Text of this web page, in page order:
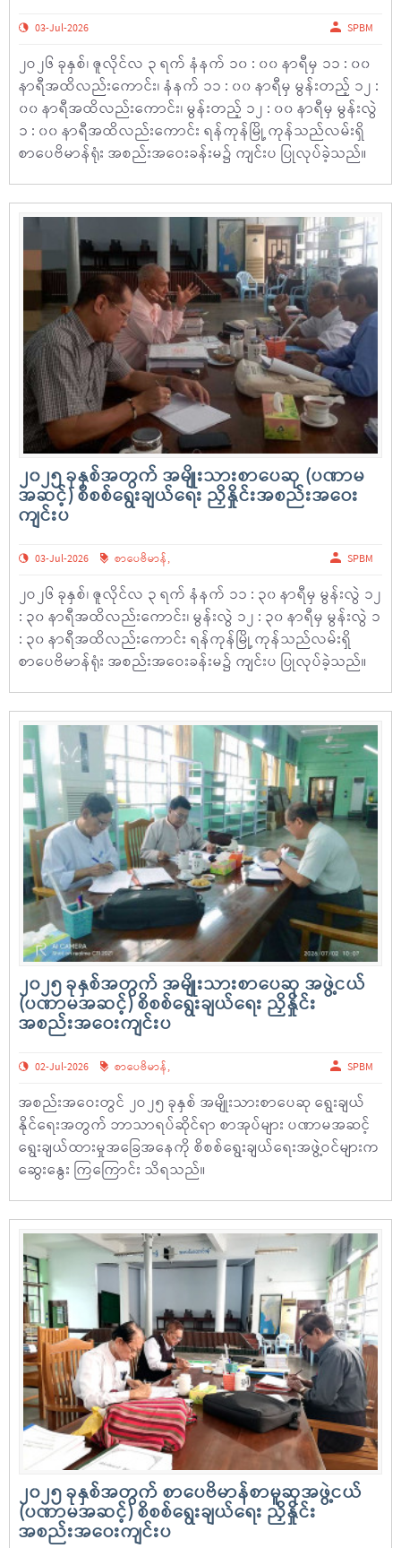
03-Jul-2026 SPBM
၂ဝ၂၆ ခုနှစ်၊ ဇူလိုင်လ ၃ ရက် နံနက် ၁၀ : ၀၀ နာရီမှ ၁၁ : ၀၀
နာရီအထိလည်းကောင်း၊ နံနက် ၁၁ : ၀၀ နာရီမှ မွန်းတည့် ၁၂ :
၀၀ နာရီအထိလည်းကောင်း၊ မွန်းတည့် ၁၂ : ၀၀ နာရီမှ မွန်းလွဲ
၁ : ၀၀ နာရီအထိလည်းကောင်း ရန်ကုန်မြို့ ကုန်သည်လမ်းရှိ
စာပေဗိမာန်ရုံး အစည်းအဝေးခန်းမ၌ ကျင်းပ ပြုလုပ်ခဲ့သည်။
၂၀၂၅ ခုနှစ်အတွက် အမျိုးသားစာပေဆု (ပဏာမ
အဆင့်) စိစစ်ရွေးချယ်ရေး ညှိနှိုင်းအစည်းအဝေး
ကျင်းပ
03-Jul-2026 စာပေဗိမာန်, SPBM
၂ဝ၂၆ ခုနှစ်၊ ဇူလိုင်လ ၃ ရက် နံနက် ၁၁ : ၃၀ နာရီမှ မွန်းလွဲ ၁၂
: ၃၀ နာရီအထိလည်းကောင်း၊ မွန်းလွဲ ၁၂ : ၃၀ နာရီမှ မွန်းလွဲ ၁
: ၃၀ နာရီအထိလည်းကောင်း ရန်ကုန်မြို့ ကုန်သည်လမ်းရှိ
စာပေဗိမာန်ရုံး အစည်းအဝေးခန်းမ၌ ကျင်းပ ပြုလုပ်ခဲ့သည်။
၂၀၂၅ ခုနှစ်အတွက် အမျိုးသားစာပေဆု အဖွဲ့ငယ်
(ပဏာမအဆင့်) စိစစ်ရွေးချယ်ရေး ညှိနှိုင်း
အစည်းအဝေးကျင်းပ
02-Jul-2026 စာပေဗိမာန်, SPBM
အစည်းအဝေးတွင် ၂ဝ၂၅ ခုနှစ် အမျိုးသားစာပေဆု ရွေးချယ်
နိုင်ရေးအတွက် ဘာသာရပ်ဆိုင်ရာ စာအုပ်များ ပဏာမအဆင့်
ရွေးချယ်ထားမှုအခြေအနေကို စိစစ်ရွေးချယ်ရေးအဖွဲ့ဝင်များက
ဆွေးနွေး ကြကြောင်း သိရသည်။
၂၀၂၅ ခုနှစ်အတွက် စာပေဗိမာန်စာမူဆုအဖွဲ့ငယ်
(ပဏာမအဆင့်) စိစစ်ရွေးချယ်ရေး ညှိနှိုင်း
အစည်းအဝေးကျင်းပ